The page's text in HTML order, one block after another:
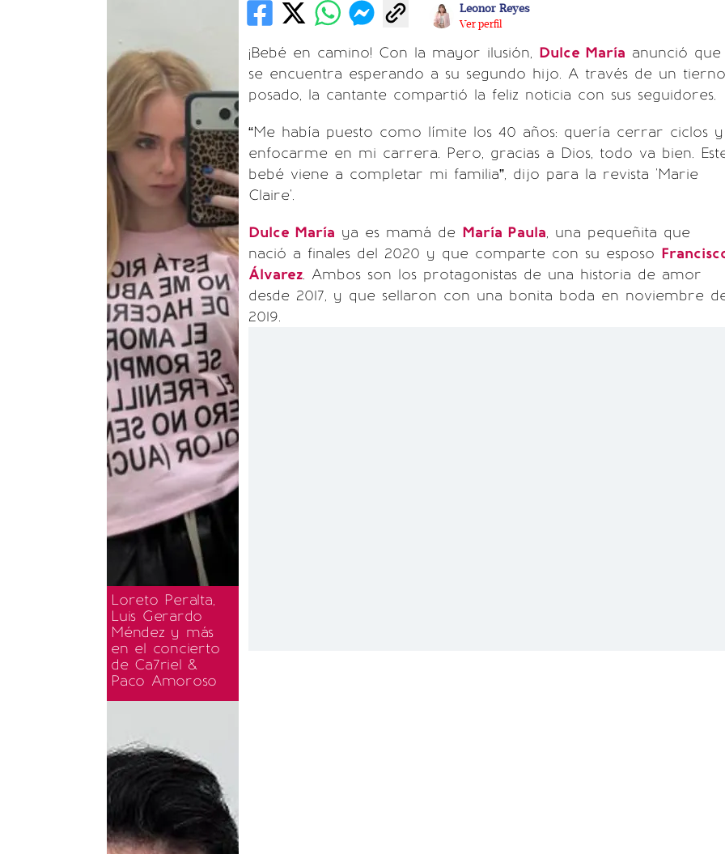
Loreto Peralta,
Luis Gerardo
Méndez y más
en el concierto
de Ca7riel &
Paco Amoroso
Leonor Reyes
Ver perfil
¡Bebé en camino! Con la mayor ilusión, Dulce María anunció que
se encuentra esperando a su segundo hijo. A través de un tierno
posado, la cantante compartió la feliz noticia con sus seguidores.
“Me había puesto como límite los 40 años: quería cerrar ciclos y
enfocarme en mi carrera. Pero, gracias a Dios, todo va bien.
bebé viene a completar mi familia”, dijo para la revista 'Marie
Claire'.
Dulce María ya es mamá de María Paula, una pequeñita que
nació a finales del 2020 y que comparte con su esposo
Álvarez. Ambos son los protagonistas de una historia de amor
desde 2017, y que sellaron con una bonita boda en noviembre
2019.